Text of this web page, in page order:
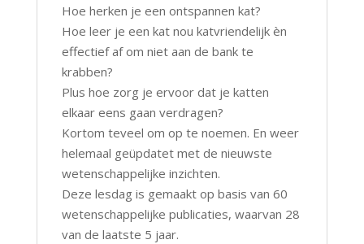
Hoe herken je een ontspannen kat?
Hoe leer je een kat nou katvriendelijk èn
effectief af om niet aan de bank te
krabben?
Plus hoe zorg je ervoor dat je katten
elkaar eens gaan verdragen?
Kortom teveel om op te noemen. En weer
helemaal geüpdatet met de nieuwste
wetenschappelijke inzichten.
Deze lesdag is gemaakt op basis van 60
wetenschappelijke publicaties, waarvan 28
van de laatste 5 jaar.